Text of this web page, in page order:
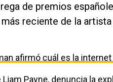
de premios
reciente de la
afirmó cuál es la
Liam Payne, denuncia la